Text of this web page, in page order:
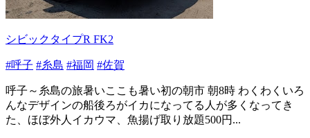
シビックタイプR FK2
#呼子 #糸島 #福岡 #佐賀
呼子～糸島の旅暑いここも暑い初の朝市 朝8時 わくわくいろ
んなデザインの船後ろがイカになってる人が多くなってき
た、ほぼ外人イカウマ、魚揚げ取り放題500円...